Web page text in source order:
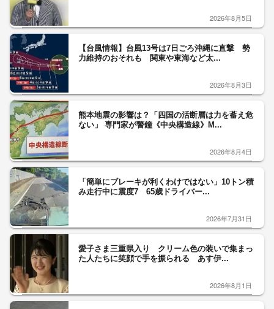
2026年8月5日
【台風情報】台風13号は7日ごろ沖縄に直撃 勢
力維持のおそれも 関東や東海など太...
2026年8月3日
熊本地震の影響は？「四国の活断層は力を蓄え危
ない」 専門家が警鐘《中央構造線》M...
2026年8月4日
「簡単にブレーキが利くわけではない」10トン積
み走行中に震度7 65歳ドライバー...
2026年7月31日
愛子さま三重県入り クリーム色の装いで集まっ
た人たちに笑顔で手を振られる あす伊...
2026年8月1日